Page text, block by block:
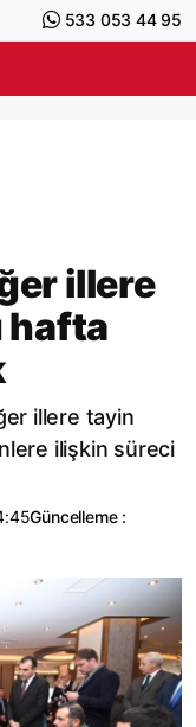
533 053 44 95
illere
hafta
illere tayin
ilişkin süreci
Güncelleme :